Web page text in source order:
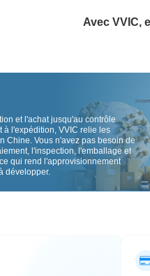
Avec VVIC,
et l'achat jusqu'au contrôle
à l'expédition, VVIC relie les
Chine. Vous n'avez pas besoin de
l'inspection, l'emballage et
qui rend l'approvisionnement
développer.